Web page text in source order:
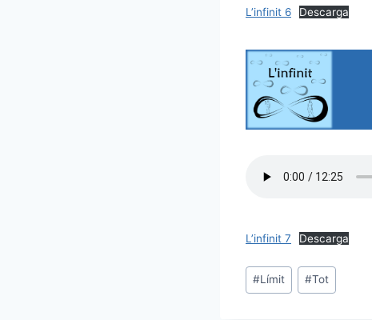
L’infinit 6 Descarga
L’infinit 7 Descarga
Etiquetes
d'entrada
#Límit #Tot